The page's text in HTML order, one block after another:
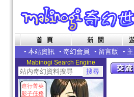
• 本站資訊 • 奇幻會員 • 留言版 •
Mabinogi Search Engine
進行菁英
影子任務